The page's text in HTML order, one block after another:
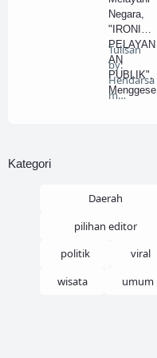
Haji
Negara,
"IRONI
PELAYAN
AN
PUBLIK",
Menggese
Materiil.
Tulisan
by:
Hendarsa
m
Kategori
Daerah
pilihan editor
politik
viral
wisata
umum